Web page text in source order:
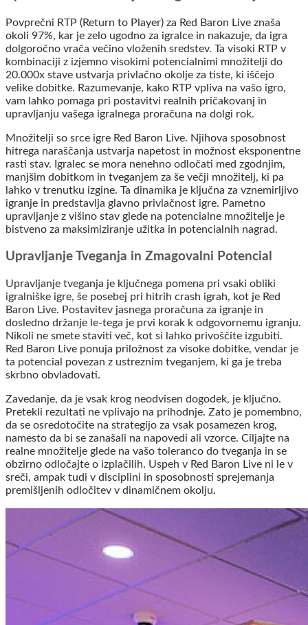
Povprečni RTP (Return to Player) za Red Baron Live znaša
okoli 97%, kar je zelo ugodno za igralce in nakazuje, da igra
dolgoročno vrača večino vloženih sredstev. Ta visoki RTP v
kombinaciji z izjemno visokimi potencialnimi množitelji do
20.000x stave ustvarja privlačno okolje za tiste, ki iščejo
velike dobitke. Razumevanje, kako RTP vpliva na vašo igro,
vam lahko pomaga pri postavitvi realnih pričakovanj in
upravljanju vašega igralnega proračuna na dolgi rok.
Množitelji so srce igre Red Baron Live. Njihova sposobnost
hitrega naraščanja ustvarja napetost in možnost eksponentne
rasti stav. Igralec se mora nenehno odločati med zgodnjim,
manjšim dobitkom in tveganjem za še večji množitelj, ki pa
lahko v trenutku izgine. Ta dinamika je ključna za vznemirljivo
igranje in predstavlja glavno privlačnost igre. Pametno
upravljanje z višino stav glede na potencialne množitelje je
bistveno za maksimiziranje užitka in potencialnih nagrad.
Upravljanje Tveganja in Zmagovalni Potencial
Upravljanje tveganja je ključnega pomena pri vsaki obliki
igralniške igre, še posebej pri hitrih crash igrah, kot je Red
Baron Live. Postavitev jasnega proračuna za igranje in
dosledno držanje le-tega je prvi korak k odgovornemu igranju.
Nikoli ne smete staviti več, kot si lahko privoščite izgubiti.
Red Baron Live ponuja priložnost za visoke dobitke, vendar je
ta potencial povezan z ustreznim tveganjem, ki ga je treba
skrbno obvladovati.
Zavedanje, da je vsak krog neodvisen dogodek, je ključno.
Pretekli rezultati ne vplivajo na prihodnje. Zato je pomembno,
da se osredotočite na strategijo za vsak posamezen krog,
namesto da bi se zanašali na napovedi ali vzorce. Ciljajte na
realne množitelje glede na vašo toleranco do tveganja in se
obzirno odločajte o izplačilih. Uspeh v Red Baron Live ni le v
sreči, ampak tudi v disciplini in sposobnosti sprejemanja
premišljenih odločitev v dinamičnem okolju.